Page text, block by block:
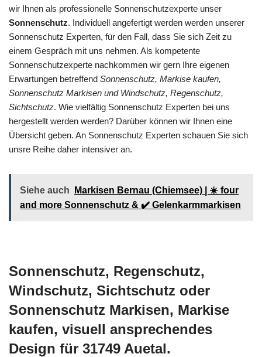
wir Ihnen als professionelle Sonnenschutzexperte unser
Sonnenschutz. Individuell angefertigt werden werden unserer
Sonnenschutz Experten, für den Fall, dass Sie sich Zeit zu
einem Gespräch mit uns nehmen. Als kompetente
Sonnenschutzexperte nachkommen wir gern Ihre eigenen
Erwartungen betreffend Sonnenschutz, Markise kaufen,
Sonnenschutz Markisen und Windschutz, Regenschutz,
Sichtschutz. Wie vielfältig Sonnenschutz Experten bei uns
hergestellt werden werden? Darüber können wir Ihnen eine
Übersicht geben. An Sonnenschutz Experten schauen Sie sich
unsre Reihe daher intensiver an.
Siehe auch
Markisen Bernau (Chiemsee) | ☀️ four
and more Sonnenschutz & ✔️ Gelenkarmmarkisen
Sonnenschutz, Regenschutz,
Windschutz, Sichtschutz oder
Sonnenschutz Markisen, Markise
kaufen, visuell ansprechendes
Design für 31749 Auetal.